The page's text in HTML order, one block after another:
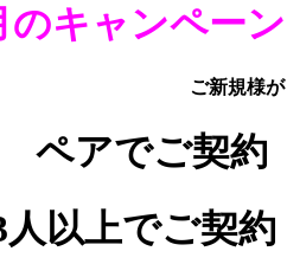
のキャンペー
ご新規様が
ペアでご契
人以上でご契